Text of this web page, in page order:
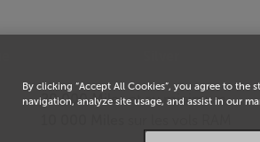
20 000 Mileset au minimum
By clicking “Accept All Cookies”, you agree to
navigation, analyze site usage, and assist in our